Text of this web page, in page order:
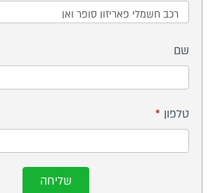
של
חשמלי
אתם
מחפשים?
שם
טלפון *
שליחה